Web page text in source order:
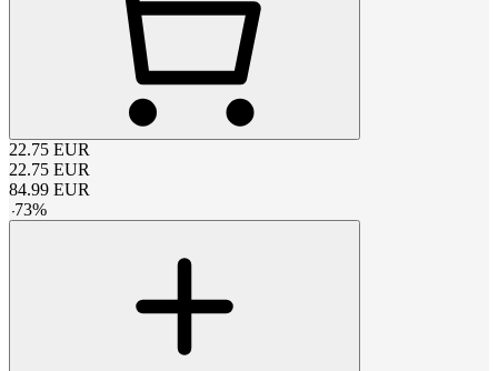
22.75 EUR
22.75 EUR
84.99 EUR
-73%